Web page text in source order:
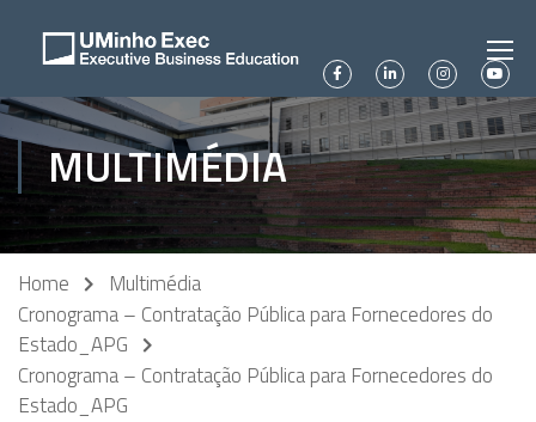
MULTIMÉDIA
Home
Multimédia
Cronograma – Contratação Pública para Fornecedores do
Estado_APG
Cronograma – Contratação Pública para Fornecedores do
Estado_APG